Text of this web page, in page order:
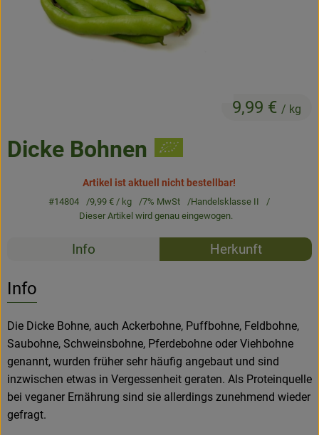
Frisches
Angebote & Neues
Getränke
Über Grünland
Service
Dicke Bohnen
9,99 € / kg
Artikel ist aktuell nicht bestellbar!
#14804 9,99 €/ kg 7% MwSt
Handelsklasse II
Dieser Artikel wird genau eingewogen.
Rezepte
Info Herkunft
Info
Die Dicke Bohne, auch Ackerbohne, Puffbohne, Feldbohne,
Saubohne, Schweinsbohne, Pferdebohne oder Viehbohne
genannt, wurden früher sehr häufig angebaut und sind
inzwischen etwas in Vergessenheit geraten. Als Proteinquelle
bei veganer Ernährung sind sie allerdings zunehmend wieder
gefragt.